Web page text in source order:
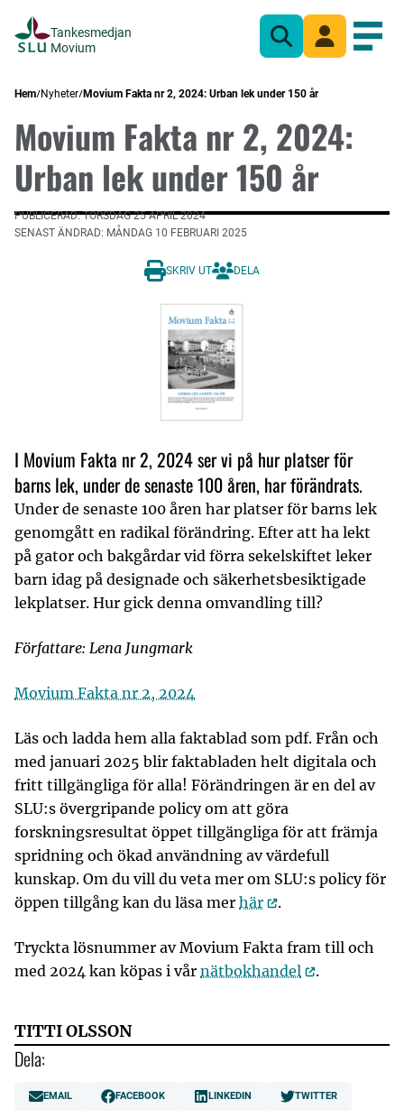
Tankesmedjan
Movium
Sök Mina sidor
Hem Nyheter Movium Fakta nr 2, 2024: Urban lek under 150 år
Movium Fakta nr 2, 2024:
Urban lek under 150 år
PUBLICERAD: TORSDAG 25 APRIL 2024
SENAST ÄNDRAD: MÅNDAG 10 FEBRUARI 2025
SKRIV UT DELA
I Movium Fakta nr 2, 2024 ser vi på hur platser för
barns lek, under de senaste 100 åren, har förändrats.
Under de senaste 100 åren har platser för barns lek
genomgått en radikal förändring. Efter att ha lekt
på gator och bakgårdar vid förra sekelskiftet leker
barn idag på designade och säkerhetsbesiktigade
lekplatser. Hur gick denna omvandling till?
Författare: Lena Jungmark
Movium Fakta nr 2, 2024
Läs och ladda hem alla faktablad som pdf. Från och
med januari 2025 blir faktabladen helt digitala och
fritt tillgängliga för alla! Förändringen är en del av
SLU:s övergripande policy om att göra
forskningsresultat öppet tillgängliga för att främja
spridning och ökad användning av värdefull
kunskap. Om du vill du veta mer om SLU:s policy för
öppen tillgång kan du läsa mer här .
Tryckta lösnummer av Movium Fakta fram till och
med 2024 kan köpas i vår nätbokhandel .
TITTI OLSSON
Dela:
EMAIL FACEBOOK LINKEDIN TWITTER